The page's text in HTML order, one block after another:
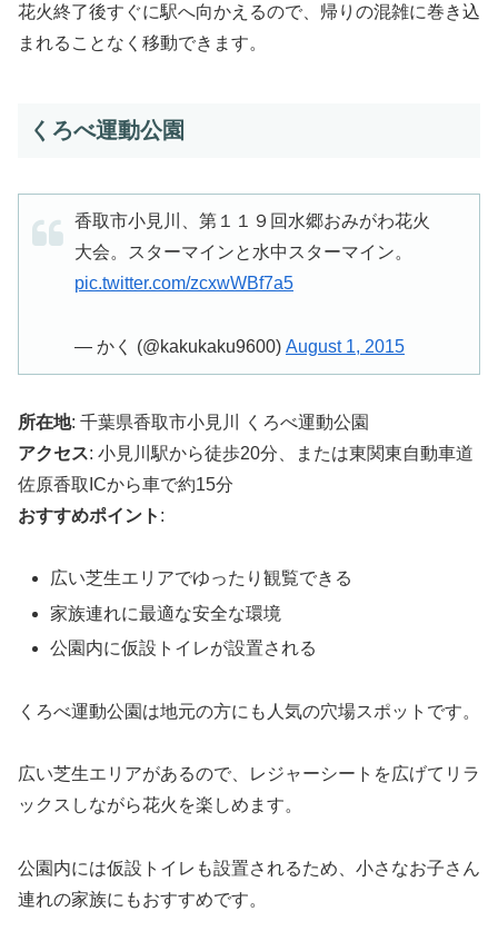
花火終了後すぐに駅へ向かえるので、帰りの混雑に巻き込
まれることなく移動できます。
くろべ運動公園
香取市小見川、第１１９回水郷おみがわ花火
大会。スターマインと水中スターマイン。
pic.twitter.com/zcxwWBf7a5
— かく (@kakukaku9600) August 1, 2015
所在地: 千葉県香取市小見川 くろべ運動公園
アクセス: 小見川駅から徒歩20分、または東関東自動車道
佐原香取ICから車で約15分
おすすめポイント :
広い芝生エリアでゆったり観覧できる
家族連れに最適な安全な環境
公園内に仮設トイレが設置される
くろべ運動公園は地元の方にも人気の穴場スポットです。
広い芝生エリアがあるので、レジャーシートを広げてリラ
ックスしながら花火を楽しめます。
公園内には仮設トイレも設置されるため、小さなお子さん
連れの家族にもおすすめです。